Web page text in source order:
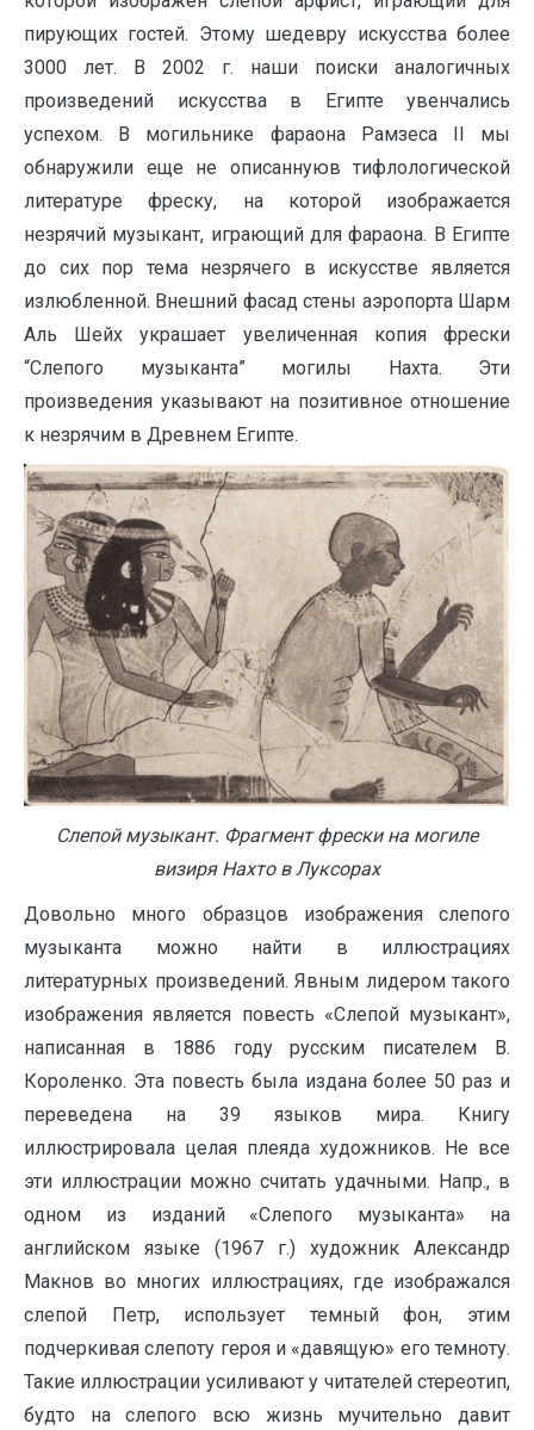
пирующих гостей. Этому шедевру искусства более
3000 лет. В 2002 г. наши поиски аналогичных
произведений искусства в Египте увенчались
успехом. В могильнике фараона Рамзеса II мы
обнаружили еще не описаннуюв тифлологической
литературе фреску, на которой изображается
незрячий музыкант, играющий для фараона. В Египте
до сих пор тема незрячего в искусстве является
излюбленной. Внешний фасад стены аэропорта Шарм
Аль Шейх украшает увеличенная копия фрески
“Слепого музыканта” могилы Нахта. Эти
произведения указывают на позитивное отношение
к незрячим в Древнем Египте.
Слепой музыкант. Фрагмент фрески на могиле
визиря Нахто в Луксорах
Довольно много образцов изображения слепого
музыканта можно найти в иллюстрациях
литературных произведений. Явным лидером такого
изображения является повесть «Слепой музыкант»,
написанная в 1886 году русским писателем В.
Короленко. Эта повесть была издана более 50 раз и
переведена на 39 языков мира. Книгу
иллюстрировала целая плеяда художников. Не все
эти иллюстрации можно считать удачными. Напр., в
одном из изданий «Слепого музыканта» на
английском языке (1967 г.) художник Александр
Макнов во многих иллюстрациях, где изображался
слепой Петр, использует темный фон, этим
подчеркивая слепоту героя и «давящую» его темноту.
Такие иллюстрации усиливают у читателей стереотип,
будто на слепого всю жизнь мучительно давит